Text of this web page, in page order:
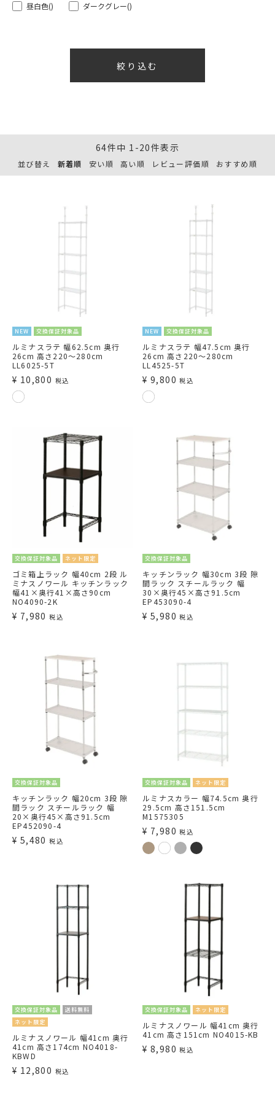
昼白色() ダークグレー()
並び替え 新着順 安い順 高い順 レビュー評価順 おすすめ順
64件中 1 -20件表示
NEW 交換保証対象品
ルミナスラテ 幅62.5cm 奥行
26cm 高さ220～280cm
LL6025-5T
¥ 10,800 税込
NEW 交換保証対象品
ルミナスラテ 幅47.5cm 奥行
26cm 高さ220～280cm
LL4525-5T
¥ 9,800 税込
交換保証対象品 ネット限定
ゴミ箱上ラック 幅40cm 2段 ル
ミナスノワール キッチンラック
幅41×奥行41×高さ90cm
NO4090-2K
¥ 7,980 税込
交換保証対象品
キッチンラック 幅30cm 3段 隙
間ラック スチールラック 幅
30×奥行45×高さ91.5cm
EP453090-4
¥ 5,980 税込
交換保証対象品
キッチンラック 幅20cm 3段 隙
間ラック スチールラック 幅
20×奥行45×高さ91.5cm
EP452090-4
¥ 5,480 税込
交換保証対象品 ネット限定
ルミナスカラー 幅74.5cm 奥行
29.5cm 高さ151.5cm
M1575305
¥ 7,980 税込
交換保証対象品
送料無料
ネット限定
ルミナスノワール 幅41cm 奥行
41cm 高さ174cm NO4018-
KBWD
¥ 12,800 税込
交換保証対象品 ネット限定
ルミナスノワール 幅41cm 奥行
41cm 高さ151cm NO4015-KB
¥ 8,980 税込